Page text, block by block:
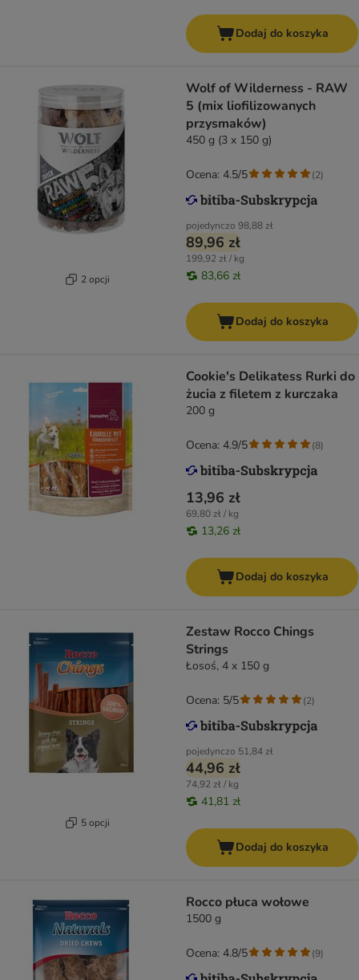
Dodaj do koszyka
2 opcji
Wolf of Wilderness - RAW
5 (mix liofilizowanych
przysmaków)
450 g (3 x 150 g)
pojedynczo 98,88 zł
89,96 zł
199,92 zł / kg
83,66 zł
Ocena: 4.5/5 (2)
Dodaj do koszyka
Cookie's Delikatess Rurki do
żucia z filetem z kurczaka
200 g
13,96 zł
69,80 zł / kg
13,26 zł
Ocena: 4.9/5 (8)
Dodaj do koszyka
5 opcji
Zestaw Rocco Chings
Strings
Łosoś, 4 x 150 g
pojedynczo 51,84 zł
44,96 zł
74,92 zł / kg
41,81 zł
Ocena: 5/5 (2)
Dodaj do koszyka
Rocco płuca wołowe
1500 g
Ocena: 4.8/5 (9)